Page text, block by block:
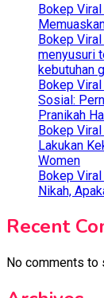
Bokep
Bokep
menyusuri
kebutuhan
Bokep Viral
Sosial:
Pranikah
Bokep
Lakukan
Women
Bokep
Nikah,
Recent
No comments to